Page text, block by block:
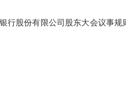
行股份有限公司股东大会议事